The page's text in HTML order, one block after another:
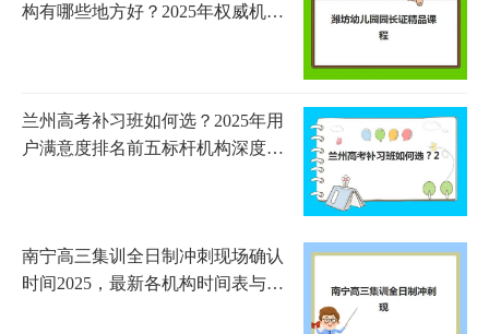
构有哪些地方好？2025年权威机构
兰州高考补习班如何选？2025年用
户满意度排名前五标杆机构深度解
南宁高三集训全日制冲刺现场确认
时间2025，最新各机构时间表与材